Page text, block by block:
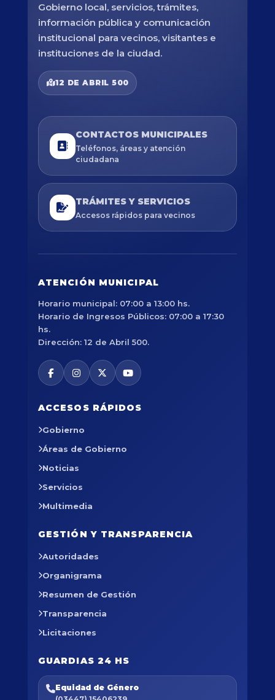
Gobierno local, servicios, trámites,
información pública y comunicación
institucional para vecinos, visitantes e
instituciones de la ciudad.
12 DE ABRIL 500
CONTACTOS MUNICIPALES
Teléfonos, áreas y atención
ciudadana
TRÁMITES Y SERVICIOS
Accesos rápidos para vecinos
ATENCIÓN MUNICIPAL
Horario municipal: 07:00 a 13:00 hs.
Horario de Ingresos Públicos: 07:00 a 17:30
hs.
Dirección: 12 de Abril 500.
ACCESOS RÁPIDOS
Gobierno
Áreas de Gobierno
Noticias
Servicios
Multimedia
GESTIÓN Y TRANSPARENCIA
Autoridades
Organigrama
Resumen de Gestión
Transparencia
Licitaciones
GUARDIAS 24 HS
Equidad de Género